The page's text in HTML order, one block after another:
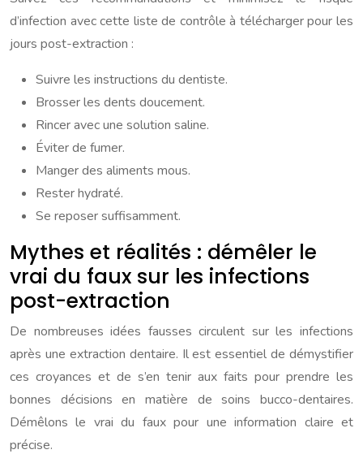
d’infection avec cette liste de contrôle à télécharger pour les
jours post-extraction :
Suivre les instructions du dentiste.
Brosser les dents doucement.
Rincer avec une solution saline.
Éviter de fumer.
Manger des aliments mous.
Rester hydraté.
Se reposer suffisamment.
Mythes et réalités : démêler le
vrai du faux sur les infections
post-extraction
De nombreuses idées fausses circulent sur les infections
après une extraction dentaire. Il est essentiel de démystifier
ces croyances et de s’en tenir aux faits pour prendre les
bonnes décisions en matière de soins bucco-dentaires.
Démêlons le vrai du faux pour une information claire et
précise.